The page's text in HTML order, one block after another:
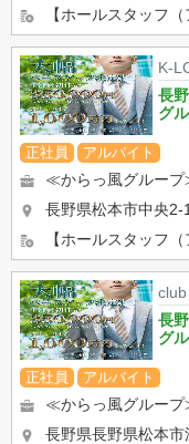
K-
長
グ
正社員 アルバイト
長野県松本市中央2-
長
グ
正社員 アルバイト
長野県長野県松本